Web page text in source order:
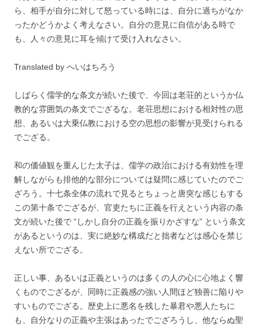
ら、相手が自分に対して怒っている時には、自分に過ちがなか
ったかどうかよく考えなさい。自分の意見に自信がある時で
も、人々の意見に耳を傾けて受け入れなさい。
Translated by へいはちろう
しばらく儒学的な条文が続いた後で、今回は老荘的というか仏
教的な雰囲気の条文でござるな。老荘思想における相対性の思
想、あるいは大乗仏教における空の思想の影響が見受けられる
でござる。
和の価値観を重んじた太子は、儒学の政治における有効性を理
解しながらも排他的な部分については疑問に感じていたのでご
ざろう。十七条全体の流れで見るとちょっと唐突な感じもする
この第十条でござるが、官吏たちに正義を行えという内容の条
文が続いた後で “しかし自分の正義を振りかざすな” という条文
があるというのは、実に絶妙な構成だと拙者などは感心を禁じ
えない所でござる。
正しい事、あるいは正義というのは多くの人の心に心地よく響
くものでござるが、同時に正義感の強い人間ほど独善に陥りや
すいものでござる。歴史上に悪名を残した暴君や悪人たちに
も、自分なりの正義や主張はあったでござろうし、他ならぬ聖